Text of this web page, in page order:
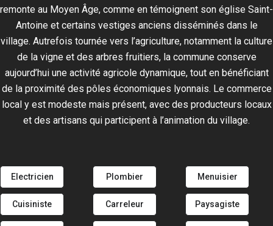
remonte au Moyen Âge, comme en témoignent son église Saint-
Antoine et certains vestiges anciens disséminés dans le
village. Autrefois tournée vers l’agriculture, notamment la culture
de la vigne et des arbres fruitiers, la commune conserve
aujourd’hui une activité agricole dynamique, tout en bénéficiant
de la proximité des pôles économiques lyonnais. Le commerce
local y est modeste mais présent, avec des producteurs locaux
et des artisans qui participent à l’animation du village.
Electricien Plombier Menuisier
Cuisiniste Carreleur Paysagiste